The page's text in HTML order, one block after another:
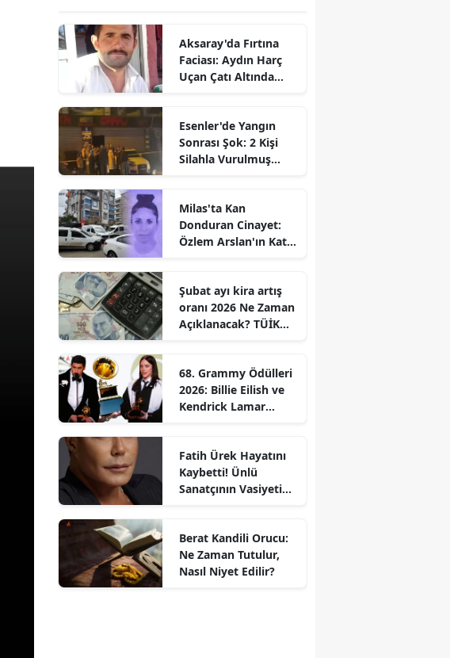
Aksaray'da Fırtına
Faciası: Aydın Harç
Uçan Çatı Altında
Esenler'de Yangın
Sonrası Şok: 2 Kişi
Silahla Vurulmuş
Milas'ta Kan
Donduran Cinayet:
Özlem Arslan'ın Katili
Şubat ayı kira artış
oranı 2026 Ne Zaman
Açıklanacak? TÜİK
68. Grammy Ödülleri
2026: Billie Eilish ve
Kendrick Lamar
Fatih Ürek Hayatını
Kaybetti! Ünlü
Sanatçının Vasiyeti
Berat Kandili Orucu:
Ne Zaman Tutulur,
Nasıl Niyet Edilir?